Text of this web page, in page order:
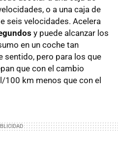
o a una caja de
seis velocidades. Acelera
y puede alcanzar los
en un coche tan
sentido, pero para los que
que con el cambio
100 km menos que con el